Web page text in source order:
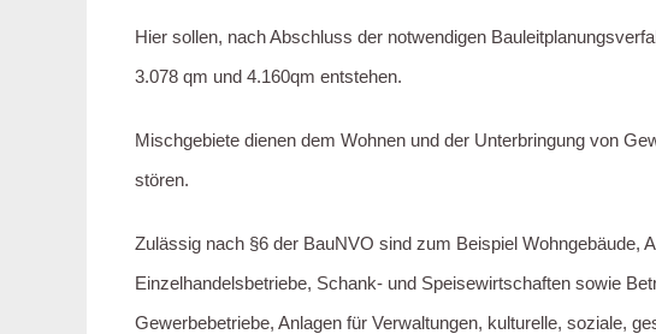
Hier sollen, nach Abschluss der notwendigen
3.078 qm und 4.160qm entstehen.
Mischgebiete dienen dem Wohnen und der Unterbringung von
stören.
Zulässig nach §6 der BauNVO sind zum Beispiel Wohngebäude,
Einzelhandelsbetriebe, Schank- und Speisewirtschaften sowie
Gewerbebetriebe, Anlagen für Verwaltungen, kulturelle, soziale,